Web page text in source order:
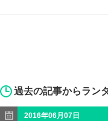
過去の記事からラン
2016年06月07日